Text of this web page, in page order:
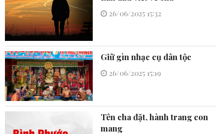
26/06/2025 15:32
Giữ gìn nhạc cụ dân tộc
26/06/2025 15:19
Tên cha đặt, hành trang con
mang